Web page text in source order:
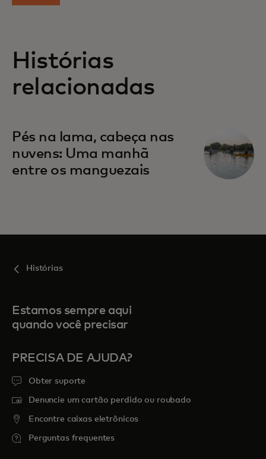
Histórias
relacionadas
Pés na lama, cabeça nas
nuvens: Uma manhã
entre os manguezais
Histórias
Estamos sempre aqui
quando você precisar
PRECISA DE AJUDA?
Obter suporte
Denuncie um cartão perdido ou roubado
Encontre caixas eletrônicos
Perguntas frequentes